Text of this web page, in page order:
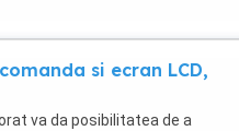
si ecran LCD,
va da posibilitatea de a